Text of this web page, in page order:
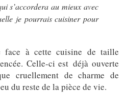
s’accordera au mieux avec
je pourrais cuisiner pour
face à cette cuisine de taille
Celle-ci est déjà ouverte
cruellement de charme de
du reste de la pièce de vie.